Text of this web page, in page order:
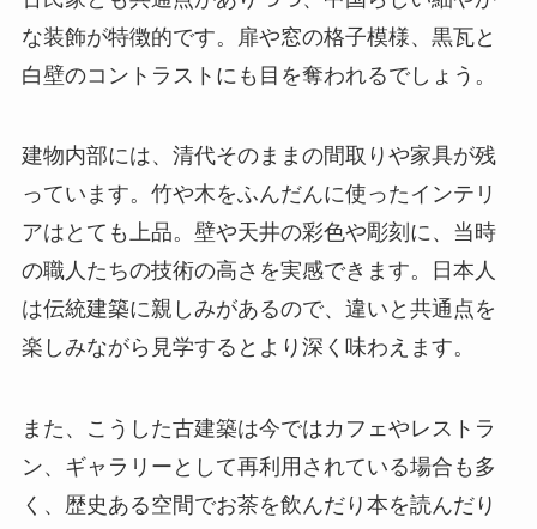
な装飾が特徴的です。扉や窓の格子模様、黒瓦と
白壁のコントラストにも目を奪われるでしょう。
建物内部には、清代そのままの間取りや家具が残
っています。竹や木をふんだんに使ったインテリ
アはとても上品。壁や天井の彩色や彫刻に、当時
の職人たちの技術の高さを実感できます。日本人
は伝統建築に親しみがあるので、違いと共通点を
楽しみながら見学するとより深く味わえます。
また、こうした古建築は今ではカフェやレストラ
ン、ギャラリーとして再利用されている場合も多
く、歴史ある空間でお茶を飲んだり本を読んだり